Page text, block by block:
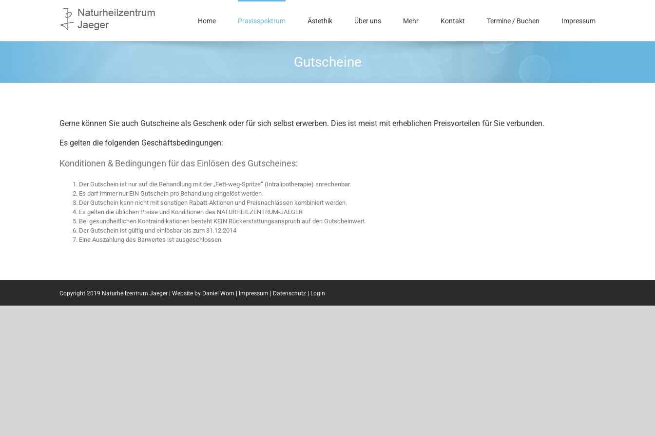
Home Praxisspektrum Ästethik Über uns Mehr Kontakt Termine / Buchen Impressum
Gutscheine
Gerne können Sie auch Gutscheine als Geschenk oder für sich selbst erwerben. Dies ist meist mit erheblichen Preisvorteilen für Sie verbunden.
Es gelten die folgenden Geschäftsbedingungen:
Konditionen & Bedingungen für das Einlösen des Gutscheines:
Der Gutschein ist nur auf die Behandlung mit der „Fett-weg-Spritze“ (Intralipotherapie) anrechenbar.
Es darf immer nur EIN Gutschein pro Behandlung eingelöst werden.
Der Gutschein kann nicht mit sonstigen Rabatt-Aktionen und Preisnachlässen kombiniert werden.
Es gelten die üblichen Preise und Konditionen des NATURHEILZENTRUM-JAEGER
Bei gesundheitlichen Kontraindikationen besteht KEIN Rückerstattungsanspruch auf den Gutscheinwert.
Der Gutschein ist gültig und einlösbar bis zum 31.12.2014
Eine Auszahlung des Barwertes ist ausgeschlossen.
Copyright 2019 Naturheilzentrum Jaeger | Website by Daniel Wom Impressum Datenschutz Login